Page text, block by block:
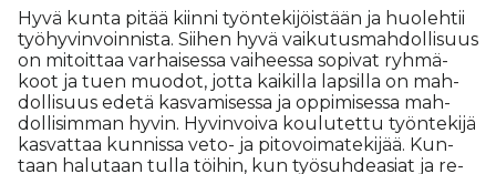
Hyvä kun­ta pi­tää kiin­ni työn­te­ki­jöis­tään ja huo­leh­tii
työ­hy­vin­voin­nis­ta. Sii­hen hyvä vai­ku­tus­mah­dol­li­suus
on mi­toit­taa var­hai­ses­sa vai­hees­sa so­pi­vat ryh­mä­
koot ja tuen muo­dot, jot­ta kai­kil­la lap­sil­la on mah­
dol­li­suus ede­tä kas­va­mi­ses­sa ja op­pi­mi­ses­sa mah­
dol­li­sim­man hy­vin. Hy­vin­voi­va kou­lu­tet­tu työn­te­ki­jä
kas­vat­taa kun­nis­sa veto- ja pi­to­voi­ma­te­ki­jää. Kun­
taan ha­lu­taan tul­la töi­hin, kun työ­suh­de­a­si­at ja re­